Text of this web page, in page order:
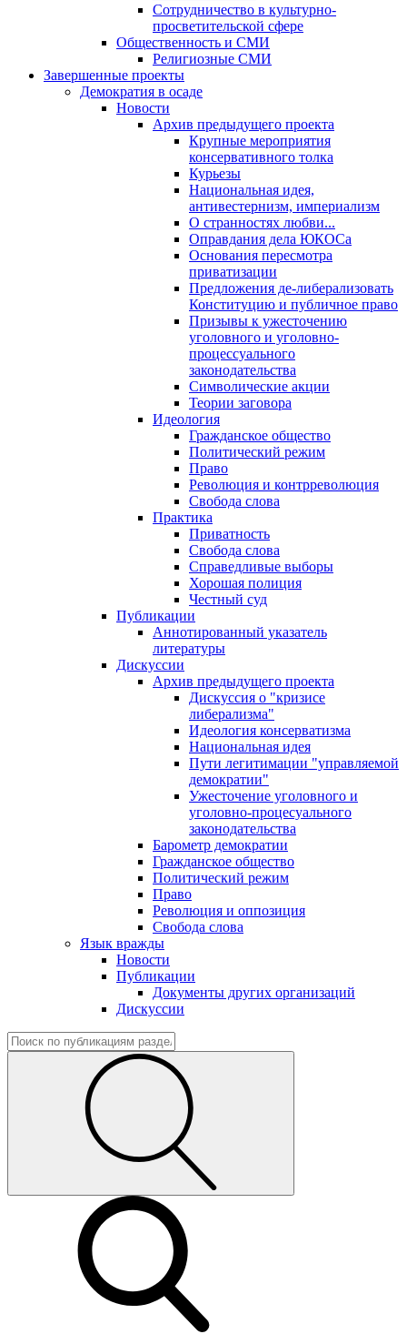
Сотрудничество в культурно-
просветительской сфере
Общественность и СМИ
Религиозные СМИ
Завершенные проекты
Демократия в осаде
Новости
Архив предыдущего проекта
Крупные мероприятия
консервативного толка
Курьезы
Национальная идея,
антивестернизм, империализм
О странностях любви...
Оправдания дела ЮКОСа
Основания пересмотра
приватизации
Предложения де-либерализовать
Конституцию и публичное право
Призывы к ужесточению
уголовного и уголовно-
процессуального
законодательства
Символические акции
Теории заговора
Идеология
Гражданское общество
Политический режим
Право
Революция и контрреволюция
Свобода слова
Практика
Приватность
Свобода слова
Справедливые выборы
Хорошая полиция
Честный суд
Публикации
Аннотированный указатель
литературы
Дискуссии
Архив предыдущего проекта
Дискуссия о "кризисе
либерализма"
Идеология консерватизма
Национальная идея
Пути легитимации "управляемой
демократии"
Ужесточение уголовного и
уголовно-процесуального
законодательства
Барометр демократии
Гражданское общество
Политический режим
Право
Революция и оппозиция
Свобода слова
Язык вражды
Новости
Публикации
Документы других организаций
Дискуссии